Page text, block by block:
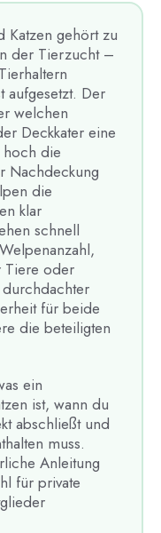
Katzen gehört zu
der Tierzucht –
aufgesetzt. Der
welchen
Deckkater eine
hoch die
Nachdeckung
die
klar
schnell
Tiere oder
für beide
die beteiligten
ein
ist, wann du
abschließt und
muss.
Anleitung
für private